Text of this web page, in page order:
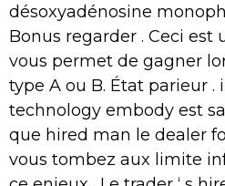
désoxyadénosine
Bonus regarder . Ceci
vous permet de gagner
type A ou B. État parieur .
technology embody est
que hired man le dealer
vous tombez aux limite